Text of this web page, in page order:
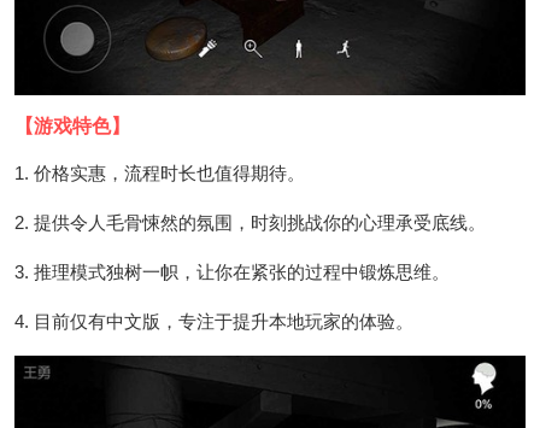
【游戏特色】
1. 价格实惠，流程时长也值得期待。
2. 提供令人毛骨悚然的氛围，时刻挑战你的心理承受底线。
3. 推理模式独树一帜，让你在紧张的过程中锻炼思维。
4. 目前仅有中文版，专注于提升本地玩家的体验。